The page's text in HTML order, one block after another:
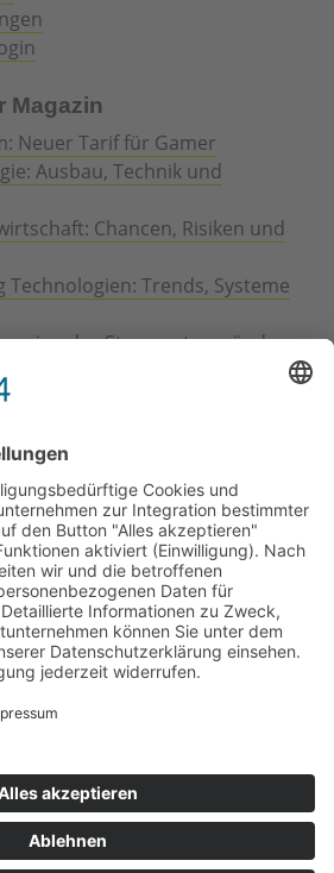
Magazin
Neuer Tarif für Gamer
Ausbau, Technik und
Chancen, Risiken und
Technologien: Trends, Systeme
das Stromnetz verändern
Effizienz, Netze und
Böddeling übernimmt
Dialog, Infrastruktur und
FC St. Pauli und
erste weltweite Anlage
teilnehmen
mit einheitlichen Kriterien
wichtig. Die Ergebnisse werden
und Auswertung auf
Verfügung gestellt.